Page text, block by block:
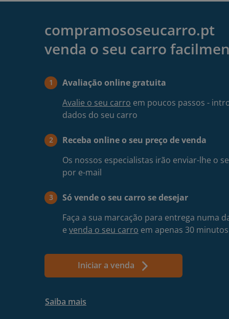
compramososeucarro.pt
venda o seu carro
1
Avaliação online gratuita
Avalie o seu carro em poucos passos -
dados do seu carro
2
Receba online o seu preço de venda
Os nossos especialistas irão enviar-lhe o
por e-mail
3
Só vende o seu carro se desejar
Faça a sua marcação para entrega numa
e venda o seu carro em apenas 30 minutos
Iniciar a venda
para
o
Saiba mais